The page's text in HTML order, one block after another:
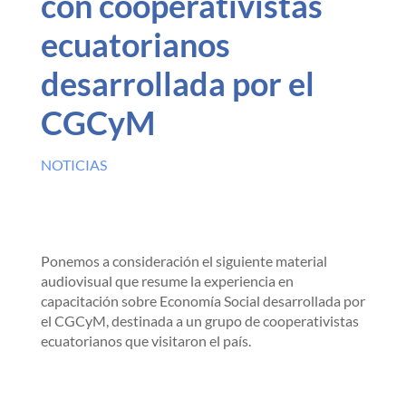
ecuatorianos
desarrollada por el
CGCyM
NOTICIAS
Ponemos a consideración el siguiente material
audiovisual que resume la experiencia en
capacitación sobre Economía Social desarrollada por
el CGCyM, destinada a un grupo de cooperativistas
ecuatorianos que visitaron el país.